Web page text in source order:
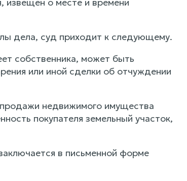
дела, суд приходит к следующему.
собственника, может быть
или иной сделки об отчуждении
недвижимого имущества
покупателя земельный участок,
в письменной форме